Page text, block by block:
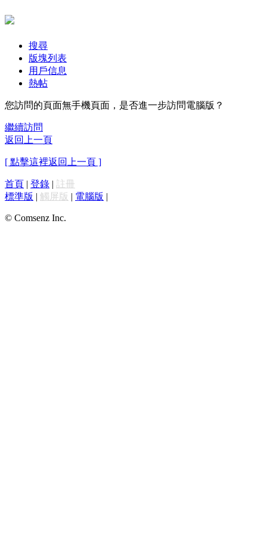
搜尋
版塊列表
用戶信息
熱帖
您訪問的頁面無手機頁面，是否進一步訪問電腦版？
繼續訪問
返回上一頁
[ 點擊這裡返回上一頁 ]
首頁 | 登錄 | 註冊
標準版 | 觸屏版 | 電腦版 |
© Comsenz Inc.